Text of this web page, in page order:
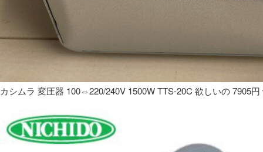
カシムラ 変圧器 100⇔220/240V 1500W TTS-20C 欲しいの 7905円